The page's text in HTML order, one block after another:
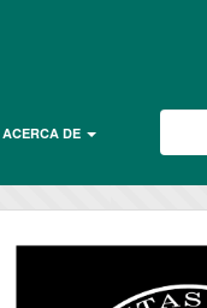
ACERCA DE
universidad